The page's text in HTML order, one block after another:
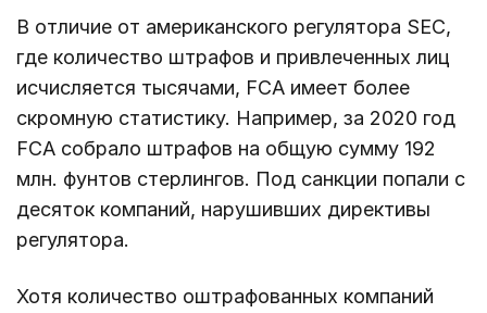
В отличие от американского регулятора SEC,
где количество штрафов и привлеченных лиц
исчисляется тысячами, FCA имеет более
скромную статистику. Например, за 2020 год
FCA собрало штрафов на общую сумму 192
млн. фунтов стерлингов. Под санкции попали с
десяток компаний, нарушивших директивы
регулятора.
Хотя количество оштрафованных компаний